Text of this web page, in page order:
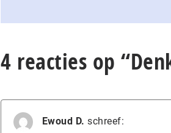
4 reacties op
Ewoud D. schreef: